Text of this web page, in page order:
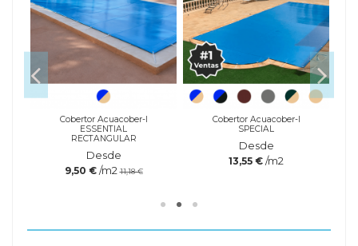
Cobertor Acuacober-I
ESSENTIAL
RECTANGULAR
Desde
9,50 € /m2 11,18 €
Cobertor Acuacober-I
SPECIAL
Desde
13,55 € /m2